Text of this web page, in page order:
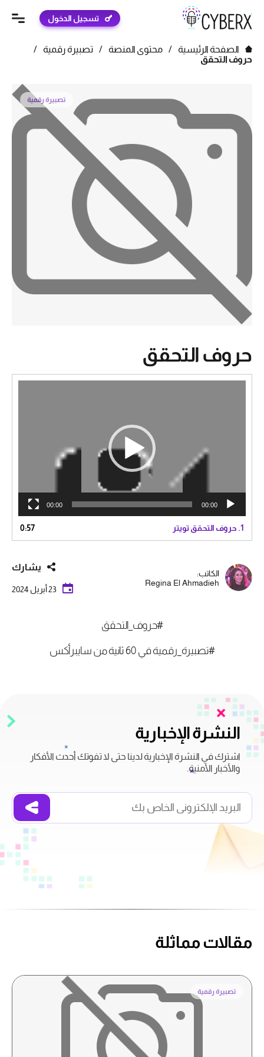
تسجيل الدخول
الصفحة الرئيسية / محتوى المنصة / تصبيرة رقمية
/
حروف التحقق
تصبيرة رقمية
حروف التحقق
00:00
00:00
1. حروف التحقق تويتر 0:57
الكاتب:
Regina El Ahmadieh
يشارك
23 أبريل 2024
#حروف_التحقق
#تصبيرة_رقمية في 60 ثانية من سايبرأكس
النشرة الإخبارية
اشترك في النشرة الإخبارية لدينا حتى لا تفوتك أحدث الأفكار
والأخبار الأمنية.
مقالات مماثلة
تصبيرة رقمية